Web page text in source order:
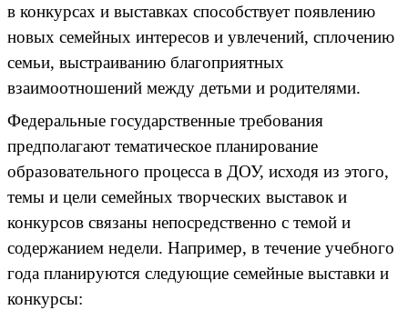
в конкурсах и выставках способствует появлению
новых семейных интересов и увлечений, сплочению
семьи, выстраиванию благоприятных
взаимоотношений между детьми и родителями.
Федеральные государственные требования
предполагают тематическое планирование
образовательного процесса в ДОУ, исходя из этого,
темы и цели семейных творческих выставок и
конкурсов связаны непосредственно с темой и
содержанием недели. Например, в течение учебного
года планируются следующие семейные выставки и
конкурсы: